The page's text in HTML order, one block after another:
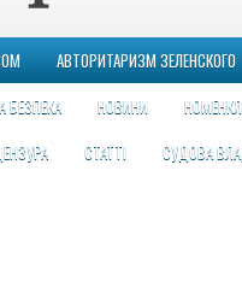
АВТОРИТАРИЗМ ЗЕЛЕНСКОГО
БЕЗПЕКА
НОВИНИ
СТАТТІ СУДОВА